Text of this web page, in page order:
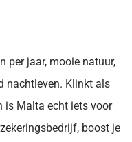
per jaar, mooie natuur,
nachtleven. Klinkt als
is Malta echt iets voor
boost je